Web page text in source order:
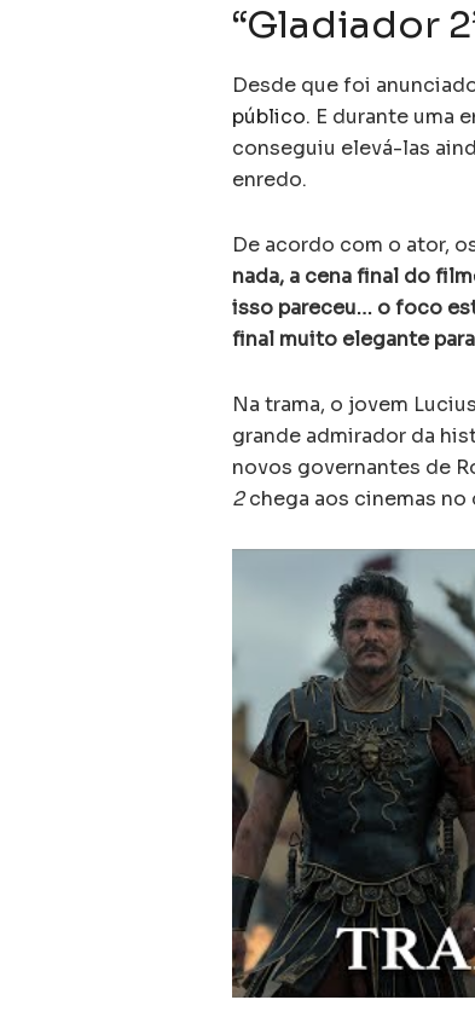
“Gladiador
Desde que foi
público. E durante uma
conseguiu elevá-las
enredo.
De acordo com o ator,
nada, a cena final do
isso pareceu… o foco
final muito elegante
Na trama, o jovem
grande admirador da
novos governantes de
2chega aos cinemas no